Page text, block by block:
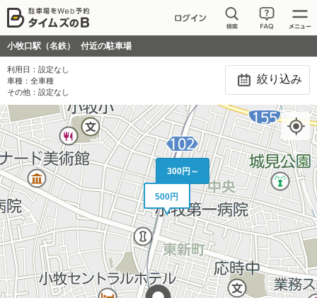
小牧口駅（名鉄） 付近の駐車場
利用日： 設定なし
車種： 全車種
その他： 設定なし
絞り込み
300円～
500円